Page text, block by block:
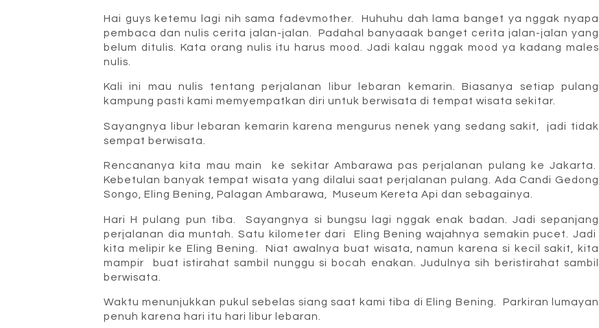
Hai guys ketemu lagi nih sama fadevmother. Huhuhu dah lama banget ya nggak nyapa
pembaca dan nulis cerita jalan-jalan. Padahal banyaaak banget cerita jalan-jalan yang
belum ditulis. Kata orang nulis itu harus mood. Jadi kalau nggak mood ya kadang males
nulis.
Kali ini mau nulis tentang perjalanan libur lebaran kemarin. Biasanya setiap pulang
kampung pasti kami memyempatkan diri untuk berwisata di tempat wisata sekitar.
Sayangnya libur lebaran kemarin karena mengurus nenek yang sedang sakit, jadi tidak
sempat berwisata.
Rencananya kita mau main ke sekitar Ambarawa pas perjalanan pulang ke Jakarta.
Kebetulan banyak tempat wisata yang dilalui saat perjalanan pulang. Ada Candi Gedong
Songo, Eling Bening, Palagan Ambarawa, Museum Kereta Api dan sebagainya.
Hari H pulang pun tiba. Sayangnya si bungsu lagi nggak enak badan. Jadi sepanjang
perjalanan dia muntah. Satu kilometer dari Eling Bening wajahnya semakin pucet. Jadi
kita melipir ke Eling Bening. Niat awalnya buat wisata, namun karena si kecil sakit, kita
mampir buat istirahat sambil nunggu si bocah enakan. Judulnya sih beristirahat sambil
berwisata.
Waktu menunjukkan pukul sebelas siang saat kami tiba di Eling Bening. Parkiran lumayan
penuh karena hari itu hari libur lebaran.